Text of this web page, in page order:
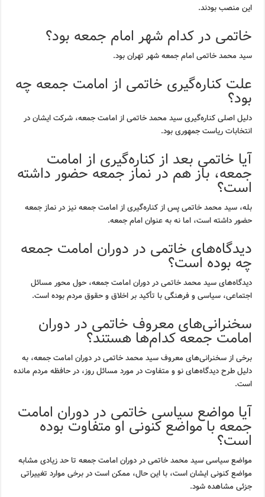
این منصب بودند.
خاتمی در کدام شهر امام جمعه بود؟
سید محمد خاتمی امام جمعه شهر تهران بود.
علت کناره‌گیری خاتمی از امامت جمعه چه
بود؟
دلیل اصلی کناره‌گیری سید محمد خاتمی از امامت جمعه، شرکت ایشان در
انتخابات ریاست جمهوری بود.
آیا خاتمی بعد از کناره‌گیری از امامت
جمعه، باز هم در نماز جمعه حضور داشته
است؟
بله، سید محمد خاتمی پس از کناره‌گیری از امامت جمعه نیز در نماز جمعه
حضور داشته است، اما نه به عنوان امام جمعه.
دیدگاه‌های خاتمی در دوران امامت جمعه
چه بوده است؟
دیدگاه‌های سید محمد خاتمی در دوران امامت جمعه، حول محور مسائل
اجتماعی، سیاسی و فرهنگی با تأکید بر اخلاق و حقوق مردم بوده است.
سخنرانی‌های معروف خاتمی در دوران
امامت جمعه کدام‌ها هستند؟
برخی از سخنرانی‌های معروف سید محمد خاتمی در دوران امامت جمعه، به
دلیل طرح دیدگاه‌های نو و متفاوت در مورد مسائل روز، در حافظه مردم مانده
است.
آیا مواضع سیاسی خاتمی در دوران امامت
جمعه با مواضع کنونی او متفاوت بوده
است؟
مواضع سیاسی سید محمد خاتمی در دوران امامت جمعه تا حد زیادی مشابه
مواضع کنونی ایشان است، با این حال، ممکن است در برخی موارد تغییراتی
جزئی مشاهده شود.